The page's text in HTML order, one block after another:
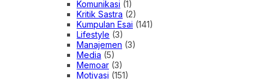
Komunikasi (1)
Kritik Sastra (2)
Kumpulan Esai (141)
Lifestyle (3)
Manajemen (3)
Media (5)
Memoar (3)
Motivasi (151)